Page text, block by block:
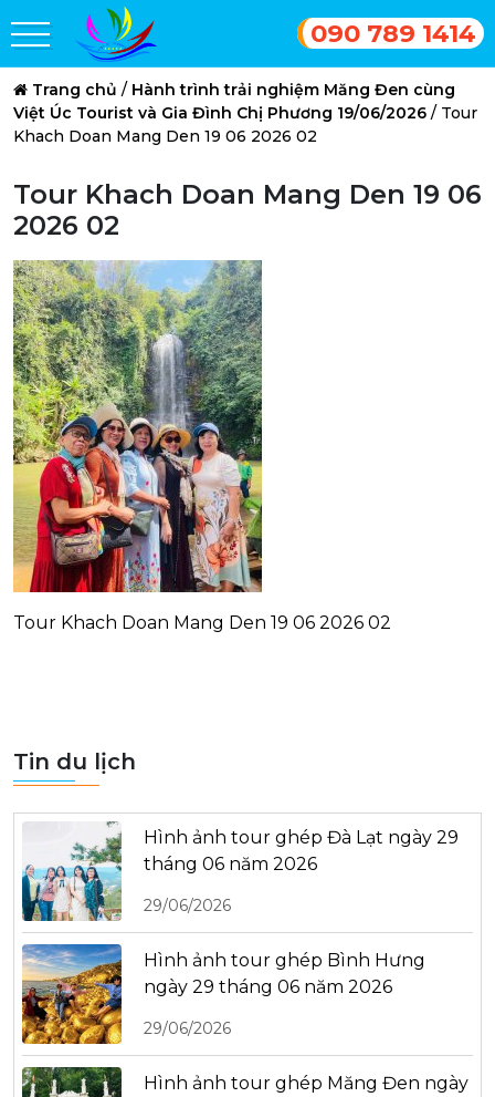
090 789 1414
Trang chủ / Hành trình trải nghiệm Măng Đen cùng
Việt Úc Tourist và Gia Đình Chị Phương 19/06/2026 / Tour
Khach Doan Mang Den 19 06 2026 02
Tour Khach Doan Mang Den 19 06
2026 02
Tour Khach Doan Mang Den 19 06 2026 02
Tin du lịch
Hình ảnh tour ghép Đà Lạt ngày 29
tháng 06 năm 2026
29/06/2026
Hình ảnh tour ghép Bình Hưng
ngày 29 tháng 06 năm 2026
29/06/2026
Hình ảnh tour ghép Măng Đen ngày